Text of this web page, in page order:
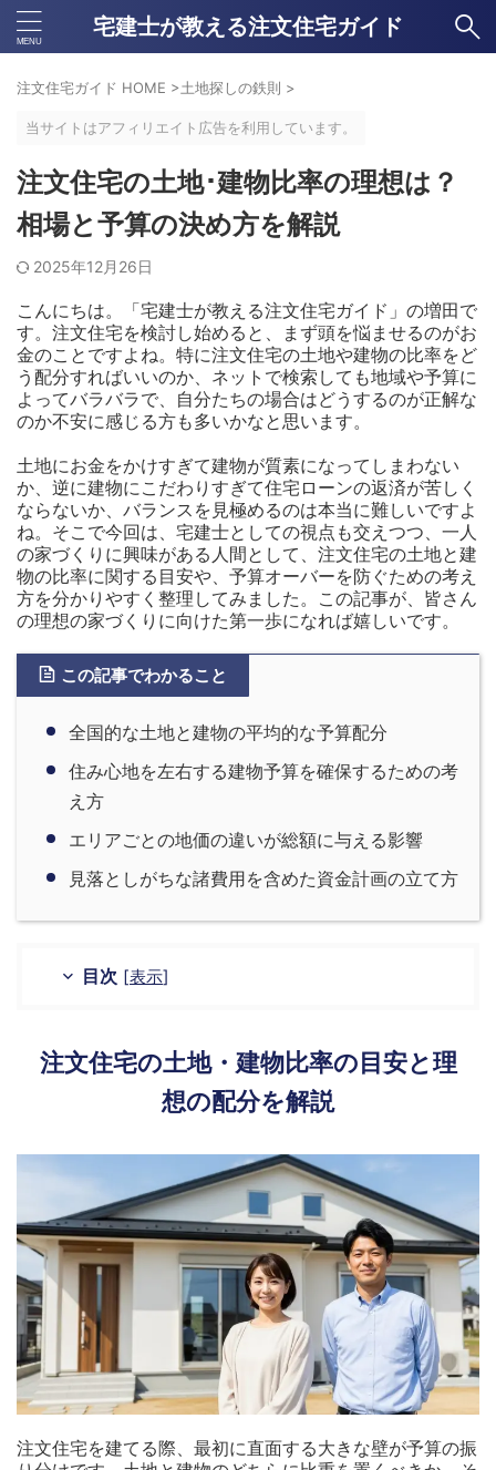
宅建士が教える注文住宅ガイド
注文住宅ガイド HOME >土地探しの鉄則 >
当サイトはアフィリエイト広告を利用しています。
注文住宅の土地･建物比率の理想は？
相場と予算の決め方を解説
2025年12月26日
こんにちは。「宅建士が教える注文住宅ガイド」の増田で
す。注文住宅を検討し始めると、まず頭を悩ませるのがお
金のことですよね。特に注文住宅の土地や建物の比率をど
う配分すればいいのか、ネットで検索しても地域や予算に
よってバラバラで、自分たちの場合はどうするのが正解な
のか不安に感じる方も多いかなと思います。
土地にお金をかけすぎて建物が質素になってしまわない
か、逆に建物にこだわりすぎて住宅ローンの返済が苦しく
ならないか、バランスを見極めるのは本当に難しいですよ
ね。そこで今回は、宅建士としての視点も交えつつ、一人
の家づくりに興味がある人間として、注文住宅の土地と建
物の比率に関する目安や、予算オーバーを防ぐための考え
方を分かりやすく整理してみました。この記事が、皆さん
の理想の家づくりに向けた第一歩になれば嬉しいです。
この記事でわかること
全国的な土地と建物の平均的な予算配分
住み心地を左右する建物予算を確保するための考
え方
エリアごとの地価の違いが総額に与える影響
見落としがちな諸費用を含めた資金計画の立て方
目次 [表示]
注文住宅の土地・建物比率の目安と理
想の配分を解説
注文住宅を建てる際、最初に直面する大きな壁が予算の振